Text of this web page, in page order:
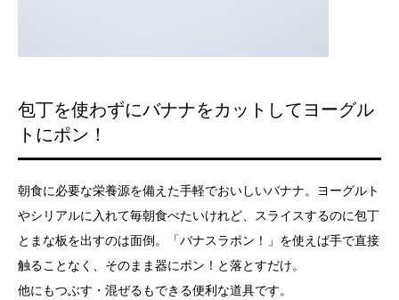
包丁を使わずにバナナをカットしてヨーグル
トにポン！
朝食に必要な栄養源を備えた手軽でおいしいバナナ。ヨーグルト
やシリアルに入れて毎朝食べたいけれど、スライスするのに包丁
とまな板を出すのは面倒。「バナスラポン！」を使えば手で直接
触ることなく、そのまま器にポン！と落とすだけ。
他にもつぶす・混ぜるもできる便利な道具です。